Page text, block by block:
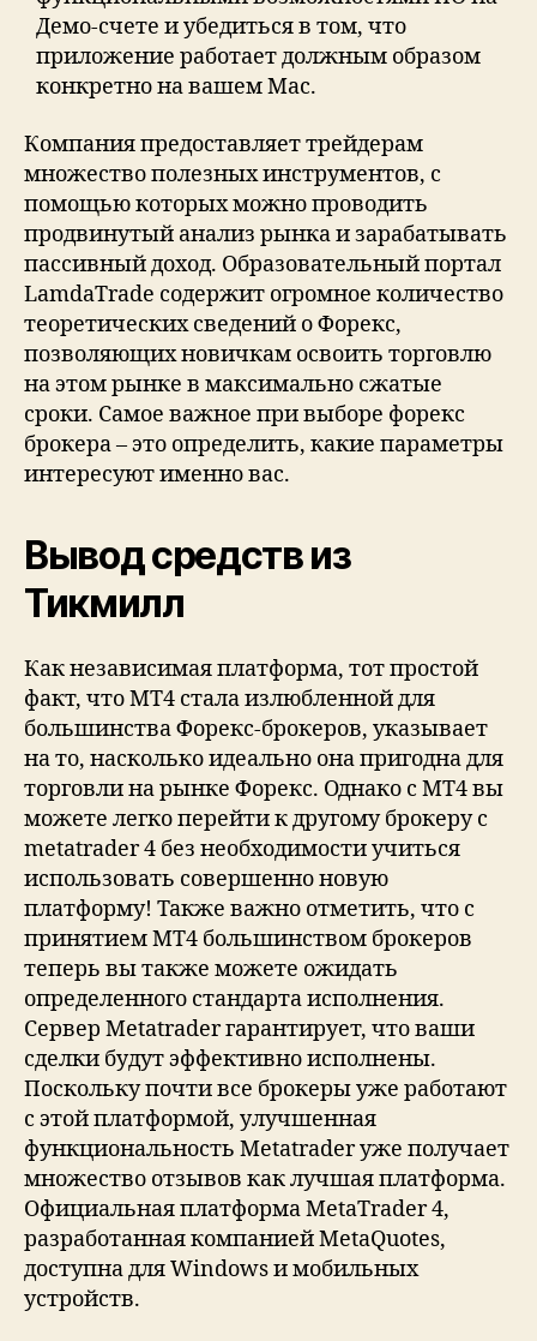
Демо-счете и убедиться в том, что
приложение работает должным образом
конкретно на вашем Mac.
Компания предоставляет трейдерам
множество полезных инструментов, с
помощью которых можно проводить
продвинутый анализ рынка и зарабатывать
пассивный доход. Образовательный портал
LamdaTrade содержит огромное количество
теоретических сведений о Форекс,
позволяющих новичкам освоить торговлю
на этом рынке в максимально сжатые
сроки. Самое важное при выборе форекс
брокера – это определить, какие параметры
интересуют именно вас.
Вывод средств из
Тикмилл
Как независимая платформа, тот простой
факт, что MT4 стала излюбленной для
большинства Форекс-брокеров, указывает
на то, насколько идеально она пригодна для
торговли на рынке Форекс. Однако с MT4 вы
можете легко перейти к другому брокеру с
metatrader 4 без необходимости учиться
использовать совершенно новую
платформу! Также важно отметить, что с
принятием MT4 большинством брокеров
теперь вы также можете ожидать
определенного стандарта исполнения.
Сервер Metatrader гарантирует, что ваши
сделки будут эффективно исполнены.
Поскольку почти все брокеры уже работают
с этой платформой, улучшенная
функциональность Metatrader уже получает
множество отзывов как лучшая платформа.
Официальная платформа MetaTrader 4,
разработанная компанией MetaQuotes,
доступна для Windows и мобильных
устройств.